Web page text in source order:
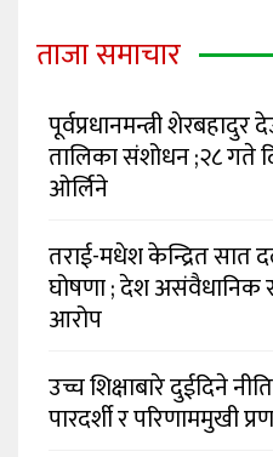
ताजा समाचार
पूर्वप्रधानमन्त्री
तालिका संशोधन ;२८ गते
ओर्लिने
तराई-मधेश केन्द्रित सात
घोषणा ; देश
आरोप
उच्च शिक्षाबारे दुईदिने
पारदर्शी र परिणाममुखी